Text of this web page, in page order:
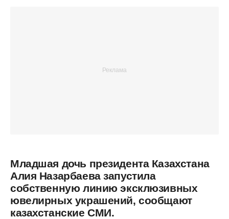
Младшая дочь президента Казахстана
Алия Назарбаева запустила
собственную линию эксклюзивных
ювелирных украшений, сообщают
казахстанские СМИ.